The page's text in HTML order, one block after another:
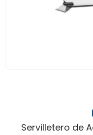
Servilletero de